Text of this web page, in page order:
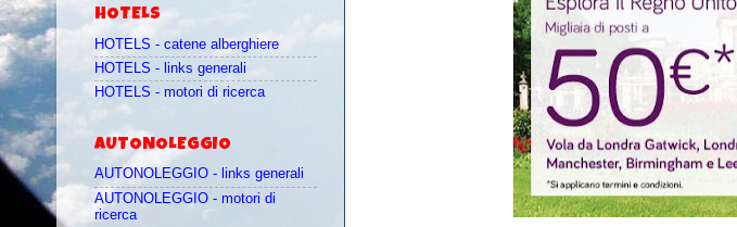
HOTELS
HOTELS - catene alberghiere
HOTELS - links generali
HOTELS - motori di ricerca
AUTONOLEGGIO
AUTONOLEGGIO - links generali
AUTONOLEGGIO - motori di
ricerca